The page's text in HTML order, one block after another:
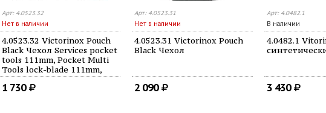
Арт: 4.0523.32
Нет в наличии
4.0523.32 Victorinox Pouch
Black Чехол Services pocket
tools 111mm, Pocket Multi
Tools lock-blade 111mm,
Swiss Tools Spirit, Swiss
Tools, 3 уровня
1 730
Арт: 4.0523.31
Нет в наличии
4.0523.31 Victorinox Pouch
Black Чехол
2 090
Арт: 4.0482.1
В наличии
4.0482.1
3 430